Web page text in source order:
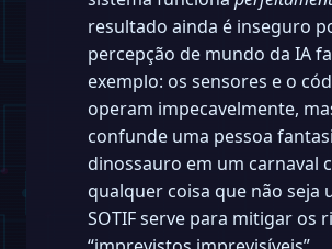
resultado ainda é inseguro
percepção de mundo da IA
exemplo: os sensores e o
operam impecavelmente,
confunde uma pessoa
dinossauro em um carnaval
qualquer coisa que não seja
SOTIF serve para mitigar os